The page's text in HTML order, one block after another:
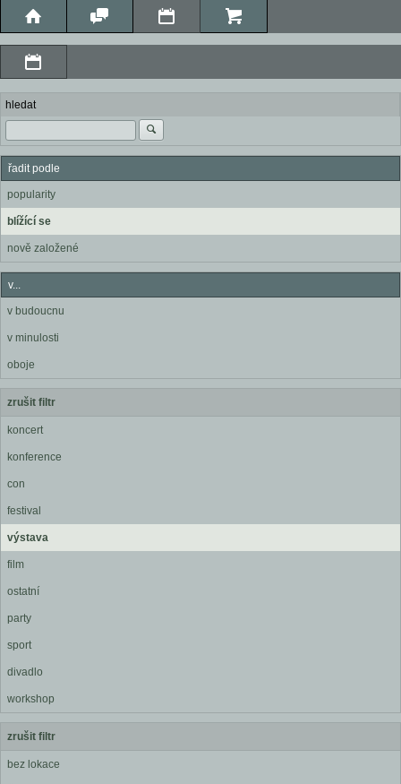
hledat
řadit podle
popularity
blížící se
nově založené
v...
v budoucnu
v minulosti
oboje
zrušit filtr
koncert
konference
con
festival
výstava
film
ostatní
party
sport
divadlo
workshop
zrušit filtr
bez lokace